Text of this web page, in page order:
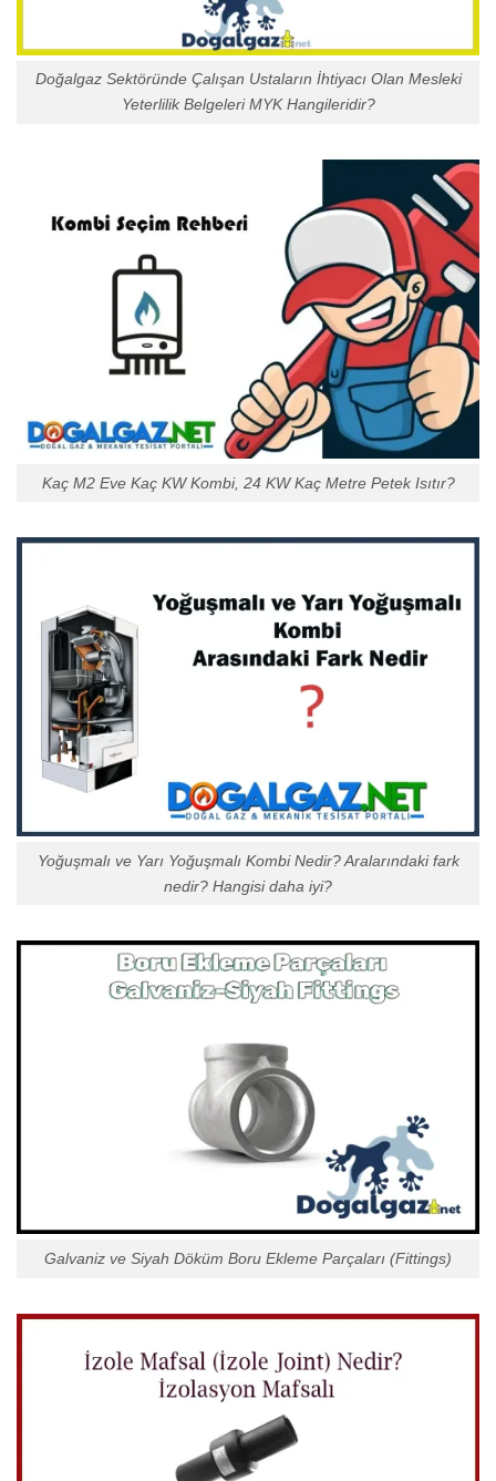
Doğalgaz Sektöründe Çalışan Ustaların İhtiyacı Olan Mesleki
Yeterlilik Belgeleri MYK Hangileridir?
Kaç M2 Eve Kaç KW Kombi, 24 KW Kaç Metre Petek Isıtır?
Yoğuşmalı ve Yarı Yoğuşmalı Kombi Nedir? Aralarındaki fark
nedir? Hangisi daha iyi?
Galvaniz ve Siyah Döküm Boru Ekleme Parçaları (Fittings)